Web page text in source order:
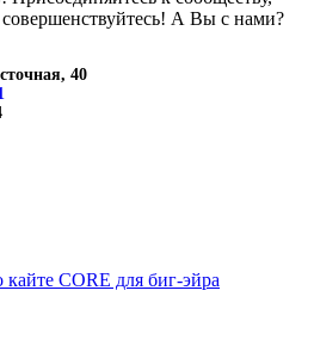
совершенствуйтесь! А Вы с нами?
40
кайте CORE для биг-эйра